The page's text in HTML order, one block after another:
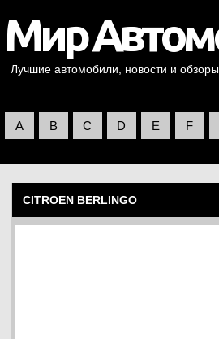
Лучшие автомобили, новости и
A B C D E F
CITROEN BERLINGO